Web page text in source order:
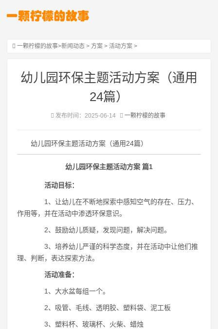
一颗柠檬的故事>新闻动态 > 方案 > 活动方案 >
幼儿园环保主题活动方案（通用
24篇）
发布时间：2025-06-14 一颗柠檬的故事
幼儿园环保主题活动方案（通用24篇）
幼儿园环保主题活动方案 篇1
活动目标：
1、让幼儿在不断地探索中感知空气的存在、压力、
作用等，并在活动中渗透环保意识。
2、鼓励幼儿质疑，发现问题，解决问题。
3、培养幼儿严谨的科学态度，并在活动中让他们推
理、判断，表达探索方法。
活动准备：
1、大水盆每组一个。
2、吸管、毛线、透明胶、塑料袋、泥工板
3、塑料杯、玻璃杯、火柴、蜡烛